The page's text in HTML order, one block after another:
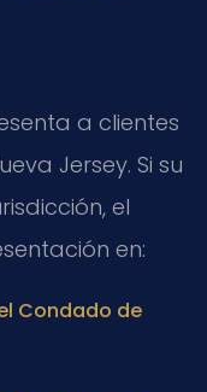
a clientes
Jersey. Si su
el
en:
Condado de